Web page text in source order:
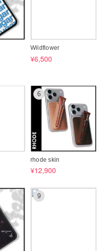
、郵便の遅延の可能性が通常よ
らかじめご了承くださいませ。
Wildflower
¥6,500
6
rhode skin
¥12,900
9